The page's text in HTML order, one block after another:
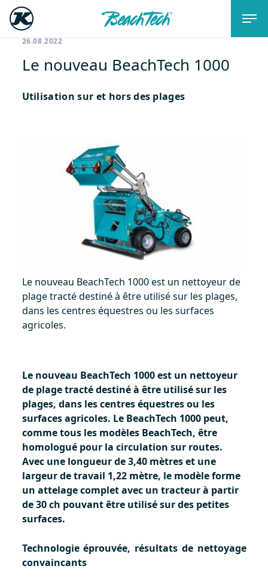
26.08.2022
Le nouveau BeachTech 1000
Utilisation sur et hors des plages
Le nouveau BeachTech 1000 est un nettoyeur de
plage tracté destiné à être utilisé sur les plages,
dans les centres équestres ou les surfaces
agricoles.
Le nouveau BeachTech 1000 est un nettoyeur
de plage tracté destiné à être utilisé sur les
plages, dans les centres équestres ou les
surfaces agricoles. Le BeachTech 1000 peut,
comme tous les modèles BeachTech, être
homologué pour la circulation sur routes.
Avec une longueur de 3,40 mètres et une
largeur de travail 1,22 mètre, le modèle forme
un attelage complet avec un tracteur à partir
de 30 ch pouvant être utilisé sur des petites
surfaces.
Technologie éprouvée, résultats de nettoyage
convaincants